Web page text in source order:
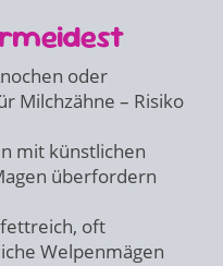
oder
Milchzähne – Risiko
mit künstlichen
überfordern
oft
Welpenmägen